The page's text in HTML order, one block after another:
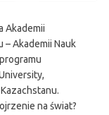
Akademii
– Akademii Nauk
na świat?